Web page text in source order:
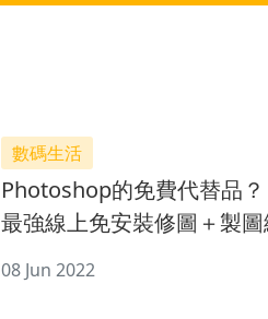
數碼生活
Photoshop的免費代替品
最強線上免安裝修圖＋製
08 Jun 2022